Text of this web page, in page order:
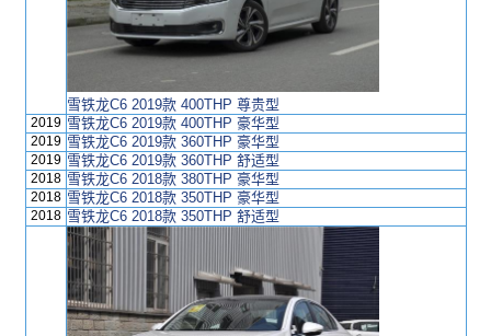
雪铁龙C6 2019款 400THP 尊贵型
2019 雪铁龙C6 2019款 400THP 豪华型
2019 雪铁龙C6 2019款 360THP 豪华型
2019 雪铁龙C6 2019款 360THP 舒适型
2018 雪铁龙C6 2018款 380THP 豪华型
2018 雪铁龙C6 2018款 350THP 豪华型
2018 雪铁龙C6 2018款 350THP 舒适型